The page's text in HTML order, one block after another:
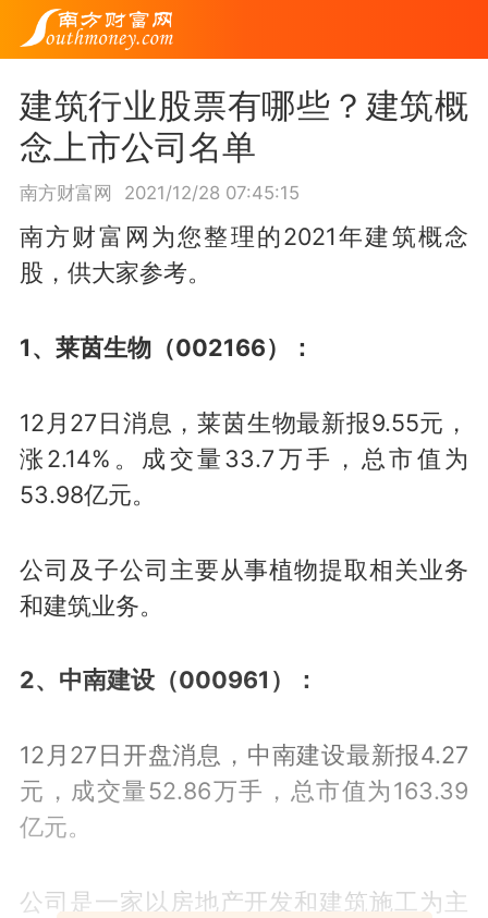
建筑行业股票有哪些？建筑概
念上市公司名单
南方财富网 2021/12/28 07:45:15
南方财富网为您整理的2021年建筑概念
股，供大家参考。
1、莱茵生物（002166）：
12月27日消息，莱茵生物最新报9.55元，
涨2.14%。成交量33.7万手，总市值为
53.98亿元。
公司及子公司主要从事植物提取相关业务
和建筑业务。
2、中南建设（000961）：
12月27日开盘消息，中南建设最新报4.27
元，成交量52.86万手，总市值为163.39
亿元。
公司是一家以房地产开发和建筑施工为主